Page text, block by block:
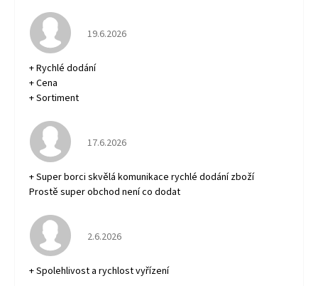
Hodnocení obchodu je 5 z 5 hvězdiček.
19.6.2026
+ Rychlé dodání
+ Cena
+ Sortiment
Hodnocení obchodu je 5 z 5 hvězdiček.
17.6.2026
+ Super borci skvělá komunikace rychlé dodání zboží
Prostě super obchod není co dodat
Hodnocení obchodu je 5 z 5 hvězdiček.
2.6.2026
+ Spolehlivost a rychlost vyřízení